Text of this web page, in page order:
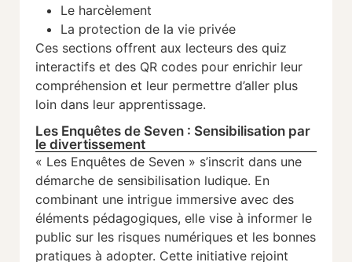
Le harcèlement
La protection de la vie privée
Ces sections offrent aux lecteurs des quiz
interactifs et des QR codes pour enrichir leur
compréhension et leur permettre d’aller plus
loin dans leur apprentissage.
Les Enquêtes de Seven : Sensibilisation par
le divertissement
« Les Enquêtes de Seven » s’inscrit dans une
démarche de sensibilisation ludique. En
combinant une intrigue immersive avec des
éléments pédagogiques, elle vise à informer le
public sur les risques numériques et les bonnes
pratiques à adopter. Cette initiative rejoint